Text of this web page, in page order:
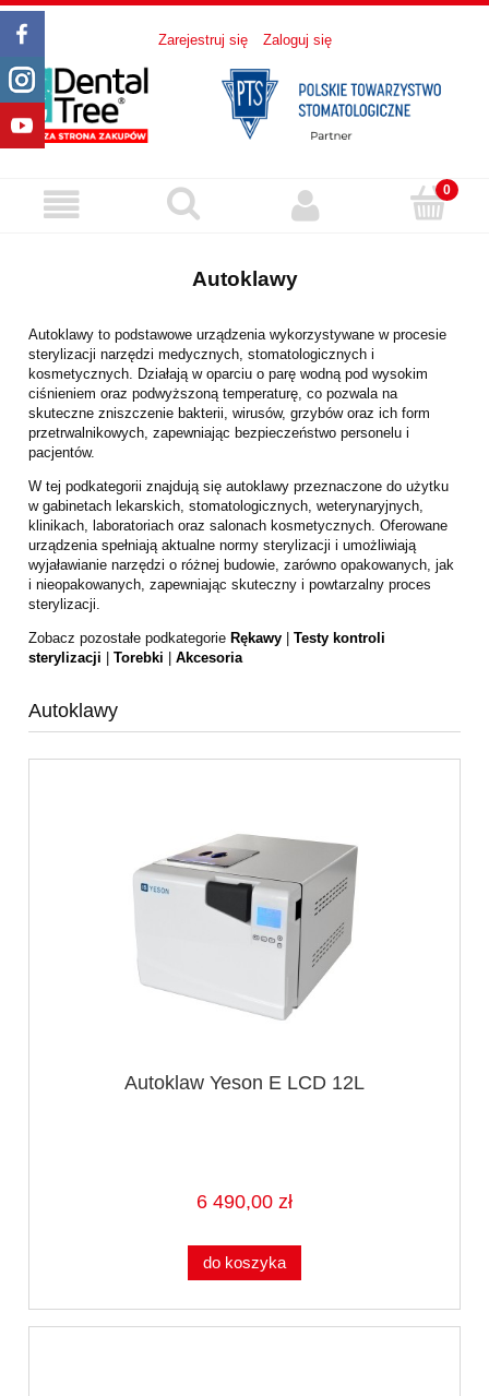
Zarejestruj się Zaloguj się
Autoklawy
Autoklawy to podstawowe urządzenia wykorzystywane w procesie
sterylizacji narzędzi medycznych, stomatologicznych i
kosmetycznych. Działają w oparciu o parę wodną pod wysokim
ciśnieniem oraz podwyższoną temperaturę, co pozwala na
skuteczne zniszczenie bakterii, wirusów, grzybów oraz ich form
przetrwalnikowych, zapewniając bezpieczeństwo personelu i
pacjentów.
W tej podkategorii znajdują się autoklawy przeznaczone do użytku
w gabinetach lekarskich, stomatologicznych, weterynaryjnych,
klinikach, laboratoriach oraz salonach kosmetycznych. Oferowane
urządzenia spełniają aktualne normy sterylizacji i umożliwiają
wyjaławianie narzędzi o różnej budowie, zarówno opakowanych, jak
i nieopakowanych, zapewniając skuteczny i powtarzalny proces
sterylizacji.
Zobacz pozostałe podkategorie Rękawy
Testy kontroli
sterylizacji
Torebki Akcesoria
Autoklawy
Autoklaw Yeson E LCD 12L
6 490,00 zł
do koszyka